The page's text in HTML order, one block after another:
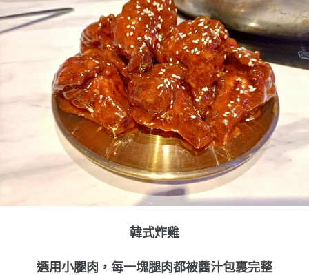
韓式炸雞
選用小腿肉，每一塊腿肉都被醬汁包裏完整